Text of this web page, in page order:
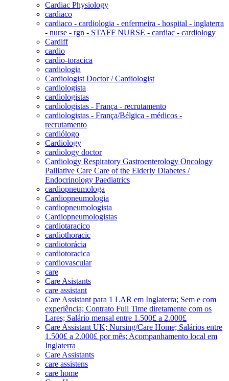
Cardiac Physiology
cardiaco
cardiaco - cardiologia - enfermeira - hospital - inglaterra
- nurse - rgn - STAFF NURSE - cardiac - cardiology
Cardiff
cardio
cardio-toracica
cardiologia
Cardiologist Doctor / Cardiologist
cardiologista
cardiologistas
cardiologistas - França - recrutamento
cardiologistas - França/Bélgica - médicos -
recrutamento
cardiólogo
Cardiology
cardiology doctor
Cardiology Respiratory Gastroenterology Oncology
Palliative Care Care of the Elderly Diabetes /
Endocrinology Paediatrics
cardiopneumologa
Cardiopneumologia
cardiopneumologista
Cardiopneumologistas
cardiotaracico
cardiothoracic
cardiotorácia
cardiotoracica
cardiovascular
care
Care Asistants
care assistant
Care Assistant para 1 LAR em Inglaterra; Sem e com
experiência; Contrato Full Time diretamente com os
Lares; Salário mensal entre 1.500£ a 2.000£
Care Assistant UK; Nursing/Care Home; Salários entre
1.500£ a 2.000£ por mês; Acompanhamento local em
Inglaterra
Care Assistants
care assistens
care home